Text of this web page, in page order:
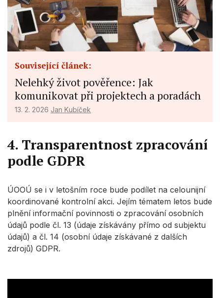
Související článek:
Nelehký život pověřence: Jak
komunikovat při projektech a poradách
13. 2. 2026 Jan Kubíček
4. Transparentnost zpracování
podle GDPR
ÚOOÚ se i v letošním roce bude podílet na celounijní
koordinované kontrolní akci. Jejím tématem letos bude
plnění informační povinnosti o zpracování osobních
údajů podle čl. 13 (údaje získávány přímo od subjektu
údajů) a čl. 14 (osobní údaje získávané z dalších
zdrojů) GDPR.